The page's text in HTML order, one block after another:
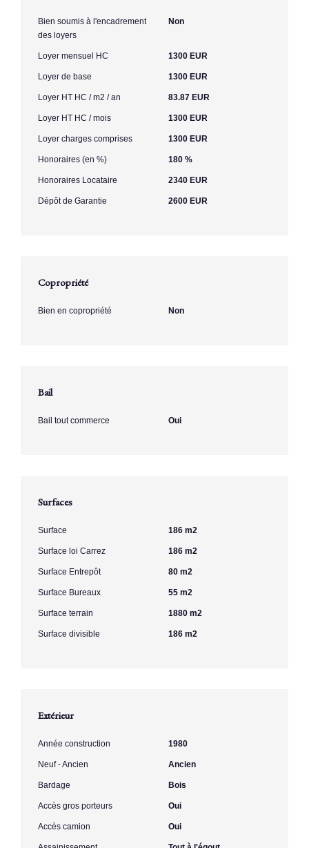
Bien soumis à l'encadrement
des loyers
Non
Loyer mensuel HC 1300 EUR
Loyer de base 1300 EUR
Loyer HT HC / m2 / an 83.87 EUR
Loyer HT HC / mois 1300 EUR
Loyer charges comprises 1300 EUR
Honoraires (en %) 180 %
Honoraires Locataire 2340 EUR
Dépôt de Garantie 2600 EUR
Copropriété
Bien en copropriété Non
Bail
Bail tout commerce Oui
Surfaces
Surface 186 m2
Surface loi Carrez 186 m2
Surface Entrepôt 80 m2
Surface Bureaux 55 m2
Surface terrain 1880 m2
Surface divisible 186 m2
Extérieur
Année construction 1980
Neuf - Ancien Ancien
Bardage Bois
Accès gros porteurs Oui
Accès camion Oui